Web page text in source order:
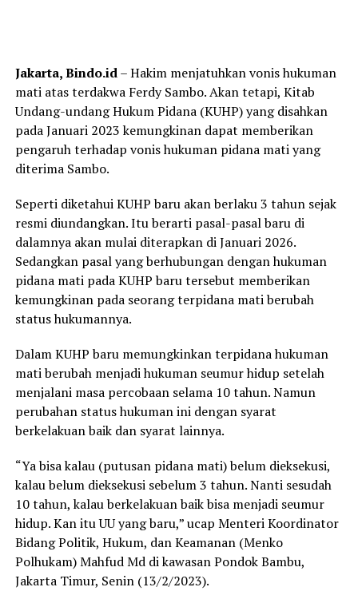
Jakarta, Bindo.id– Hakim menjatuhkan vonis hukuman
mati atas terdakwa Ferdy Sambo. Akan tetapi, Kitab
Undang-undang Hukum Pidana (KUHP) yang disahkan
pada Januari 2023 kemungkinan dapat memberikan
pengaruh terhadap vonis hukuman pidana mati yang
diterima Sambo.
Seperti diketahui KUHP baru akan berlaku 3 tahun sejak
resmi diundangkan. Itu berarti pasal-pasal baru di
dalamnya akan mulai diterapkan di Januari 2026.
Sedangkan pasal yang berhubungan dengan hukuman
pidana mati pada KUHP baru tersebut memberikan
kemungkinan pada seorang terpidana mati berubah
status hukumannya.
Dalam KUHP baru memungkinkan terpidana hukuman
mati berubah menjadi hukuman seumur hidup setelah
menjalani masa percobaan selama 10 tahun. Namun
perubahan status hukuman ini dengan syarat
berkelakuan baik dan syarat lainnya.
“Ya bisa kalau (putusan pidana mati) belum dieksekusi,
kalau belum dieksekusi sebelum 3 tahun. Nanti sesudah
10 tahun, kalau berkelakuan baik bisa menjadi seumur
hidup. Kan itu UU yang baru,” ucap Menteri Koordinator
Bidang Politik, Hukum, dan Keamanan (Menko
Polhukam) Mahfud Md di kawasan Pondok Bambu,
Jakarta Timur, Senin (13/2/2023).